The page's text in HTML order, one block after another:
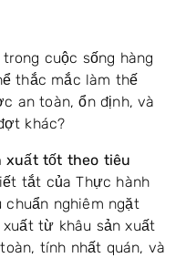
cuộc sống hàng
thắc mắc làm thế
an toàn, ổn định, và
khác?
xuất tốt theo tiêu
tắt của Thực hành
nghiêm ngặt
từ ​​khâu sản xuất
tính nhất quán, và